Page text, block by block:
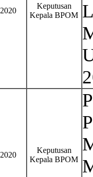
2020
Keputusan
Kepala BPOM
2020
Keputusan
Kepala BPOM